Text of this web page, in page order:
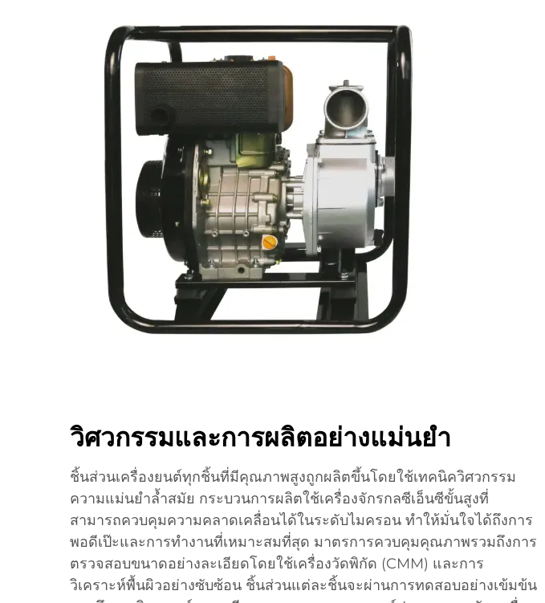
วิศวกรรมและการผลิตอย่างแม่นยำ
ชิ้นส่วนเครื่องยนต์ทุกชิ้นที่มีคุณภาพสูงถูกผลิตขึ้นโดยใช้เทคนิควิศวกรรม
ความแม่นยำล้ำสมัย กระบวนการผลิตใช้เครื่องจักรกลซีเอ็นซีขั้นสูงที่
สามารถควบคุมความคลาดเคลื่อนได้ในระดับไมครอน ทำให้มั่นใจได้ถึงการ
พอดีเป๊ะและการทำงานที่เหมาะสมที่สุด มาตรการควบคุมคุณภาพรวมถึงการ
ตรวจสอบขนาดอย่างละเอียดโดยใช้เครื่องวัดพิกัด (CMM) และการ
วิเคราะห์พื้นผิวอย่างซับซ้อน ชิ้นส่วนแต่ละชิ้นจะผ่านการทดสอบอย่างเข้มข้น